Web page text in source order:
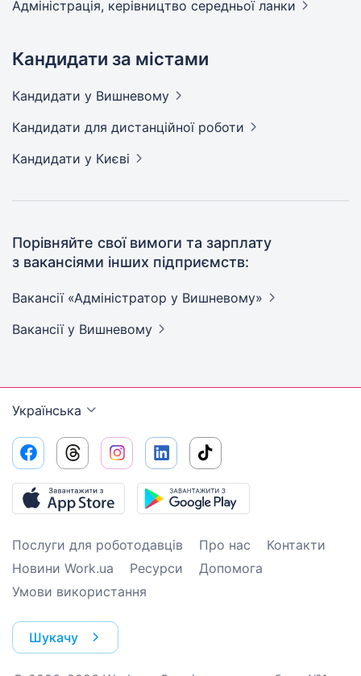
Адмiнiстрацiя, керівництво середньої ланки
Кандидати за містами
Кандидати у Вишневому
Кандидати для дистанційної роботи
Кандидати у Києві
Порівняйте свої вимоги та зарплату
з вакансіями інших підприємств:
Вакансії «Адміністратор у Вишневому»
Вакансії у Вишневому
Українська
Послуги для роботодавців Про нас
Контакти
Новини Work.ua
Ресурси
Допомога
Умови використання
Шукачу